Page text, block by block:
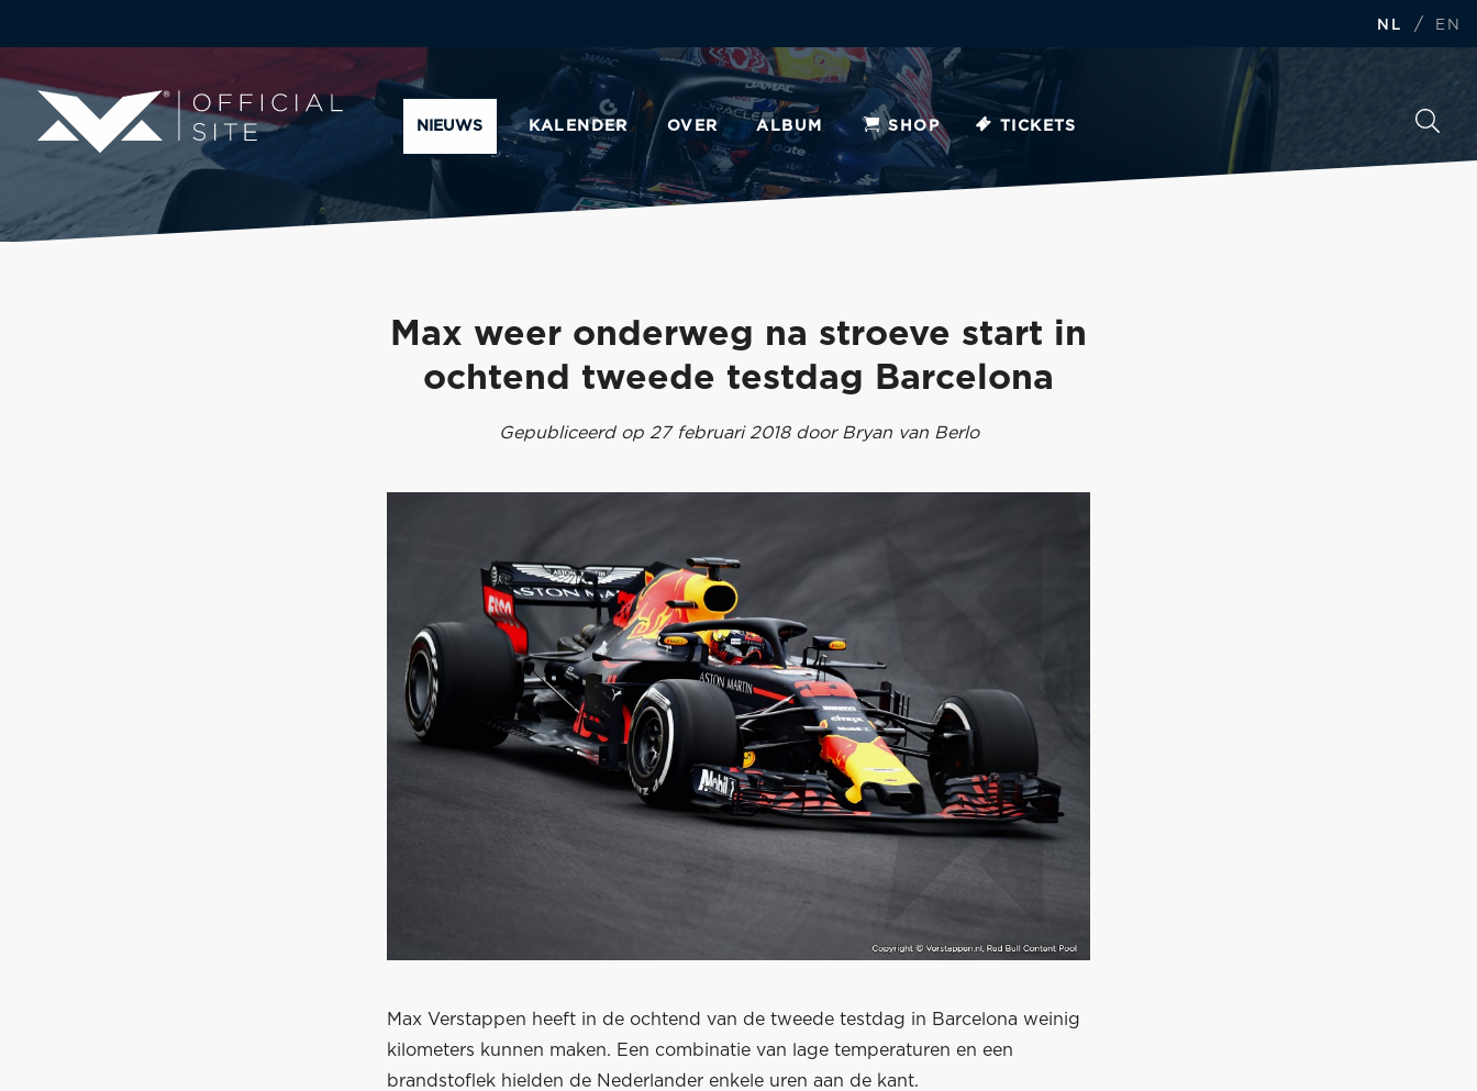
NL / EN
NIEUWS KALENDER OVER ALBUM SHOP TICKETS
Max weer onderweg na stroeve start in
ochtend tweede testdag Barcelona
Gepubliceerd op 27 februari 2018 door Bryan van Berlo
Max Verstappen heeft in de ochtend van de tweede testdag in Barcelona weinig
kilometers kunnen maken. Een combinatie van lage temperaturen en een
brandstoflek hielden de Nederlander enkele uren aan de kant.